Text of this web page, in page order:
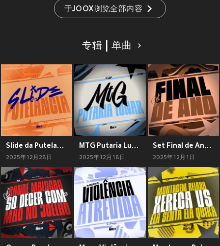
于JOOX浏览全部内容
专辑 | 单曲
Slide da Putelancia (Explicit)
2025年12月28日
MTG Putaria Lunar (Explicit)
2025年12月18日
Set Final de Ano (Explicit)
2025年12月1日